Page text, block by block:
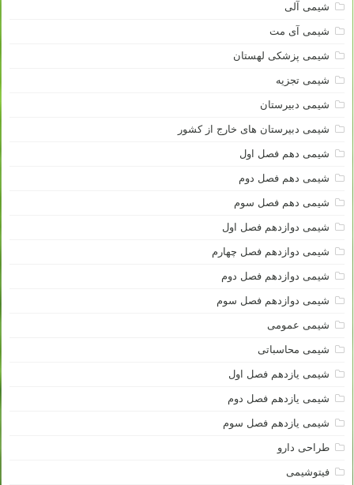
شیمی آلی
شیمی آی مت
شیمی پزشکی لهستان
شیمی تجزیه
شیمی دبیرستان
شیمی دبیرستان های خارج از کشور
شیمی دهم فصل اول
شیمی دهم فصل دوم
شیمی دهم فصل سوم
شیمی دوازدهم فصل اول
شیمی دوازدهم فصل چهارم
شیمی دوازدهم فصل دوم
شیمی دوازدهم فصل سوم
شیمی عمومی
شیمی محاسباتی
شیمی یازدهم فصل اول
شیمی یازدهم فصل دوم
شیمی یازدهم فصل سوم
طراحی دارو
فیتوشیمی